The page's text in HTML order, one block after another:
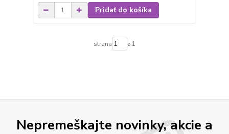
Pridať do košíka
strana z 1
Nepremeškajte novinky, akcie a